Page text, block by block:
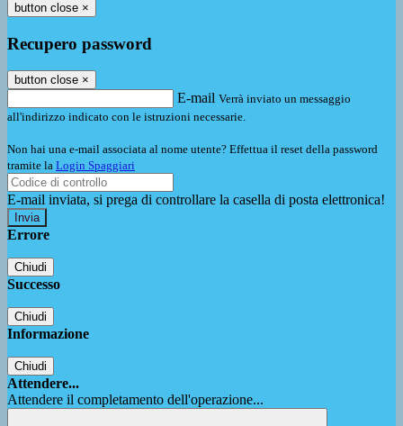
button close ×
Recupero password
button close ×
E-mail Verrà inviato un messaggio
all'indirizzo indicato con le istruzioni necessarie.
Non hai una e-mail associata al nome utente? Effettua il reset della password
tramite la Login Spaggiari
E-mail inviata, si prega di controllare la casella di posta elettronica!
Errore
Chiudi
Successo
Chiudi
Informazione
Chiudi
Attendere...
Attendere il completamento dell'operazione...